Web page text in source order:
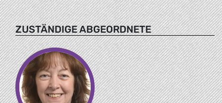
ZUSTÄNDIGE ABGEORDNETE